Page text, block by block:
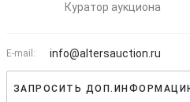
Куратор аукциона
E-mail: info@altersauction.ru
ЗАПРОСИТЬ